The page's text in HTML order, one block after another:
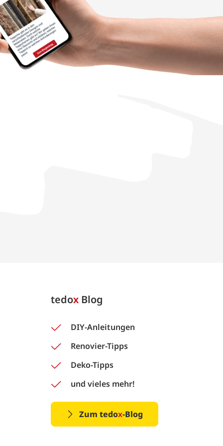
tedox Blog
DIY-Anleitungen
Renovier-Tipps
Deko-Tipps
und vieles mehr!
Zum tedox-Blog